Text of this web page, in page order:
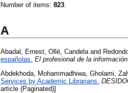
Number of items: 823.
A
Abadal, Ernest, Ollé, Candelaand
españolas. El profesional de la información
Abdekhoda, Mohammadhiwa Gholami,
Services by Academic Librarians.
article (Paginated)]